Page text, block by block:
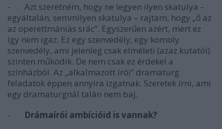
- Azt szeretném, hogy ne legyen ilyen skatulya –
egyáltalán, semmilyen skatulya – rajtam, hogy „ő az
az operettmániás srác”. Egyszerűen azért, mert ez
így nem igaz. Ez egy szenvedély, egy komoly
szenvedély, ami jelenleg csak elméleti (azaz kutatói)
szinten működik. De nem csak ez érdekel a
színházból. Az „alkalmazott írói” dramaturg
feladatok éppen annyira izgatnak. Szeretek írni, ami
egy dramaturgnál talán nem baj.
- Drámaírói ambícióid is vannak?